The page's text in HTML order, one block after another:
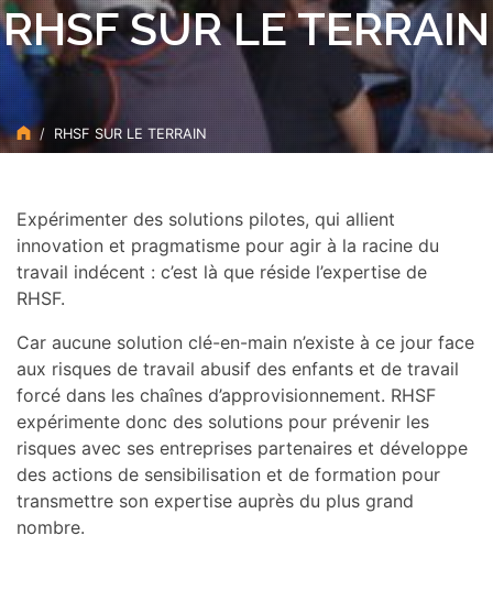
RHSF SUR LE TERRAIN
RHSF SUR LE TERRAIN
Expérimenter des solutions pilotes, qui allient
innovation et pragmatisme pour agir à la racine du
travail indécent : c’est là que réside l’expertise de
RHSF.
Car aucune solution clé-en-main n’existe à ce jour face
aux risques de travail abusif des enfants et de travail
forcé dans les chaînes d’approvisionnement. RHSF
expérimente donc des solutions pour prévenir les
risques avec ses entreprises partenaires et développe
des actions de sensibilisation et de formation pour
transmettre son expertise auprès du plus grand
nombre.